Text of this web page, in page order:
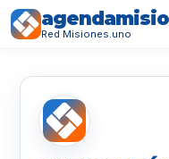
Red Misiones.uno